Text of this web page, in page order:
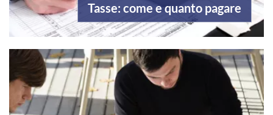
Tasse: come e quanto pagare